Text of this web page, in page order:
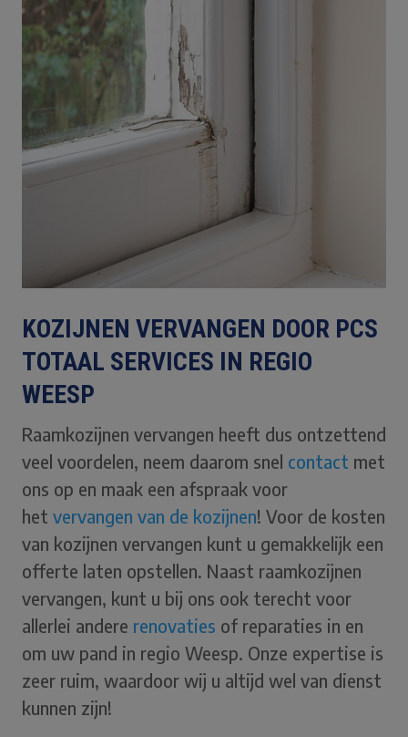
KOZIJNEN VERVANGEN DOOR PCS
TOTAAL SERVICES IN REGIO
WEESP
Raamkozijnen vervangen heeft dus ontzettend
veel voordelen, neem daarom snel contact met
ons op en maak een afspraak voor
het vervangen van de kozijnen! Voor de kosten
van kozijnen vervangen kunt u gemakkelijk een
offerte laten opstellen. Naast raamkozijnen
vervangen, kunt u bij ons ook terecht voor
allerlei andere renovaties of reparaties in en
om uw pand in regio Weesp. Onze expertise is
zeer ruim, waardoor wij u altijd wel van dienst
kunnen zijn!